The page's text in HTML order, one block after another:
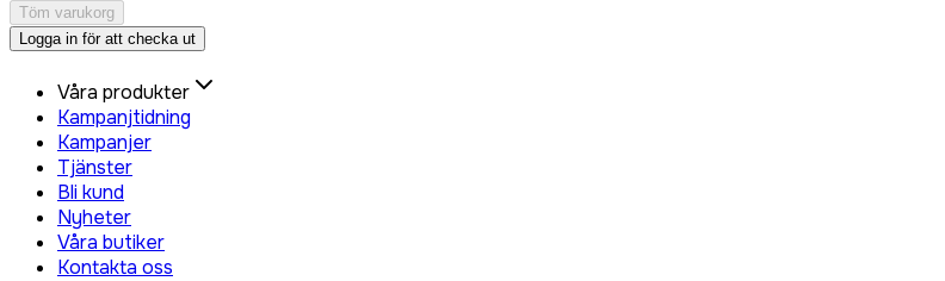
Töm varukorg
Logga in för att checka ut
Våra produkter
Kampanjtidning
Kampanjer
Tjänster
Bli kund
Nyheter
Våra butiker
Kontakta oss